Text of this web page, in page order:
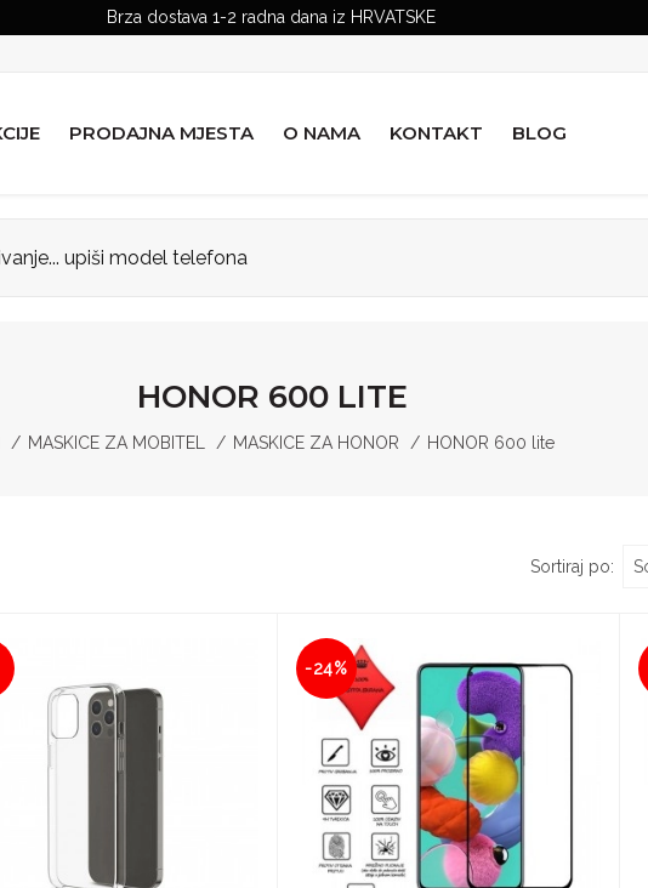
Brza dostava 1-2 radna dana iz HRVATSKE
PRODAJNA MJESTA O NAMA KONTAKT BLOG
HONOR 600 LITE
MASKICE ZA MOBITEL MASKICE ZA HONOR HONOR 600 lite
Sortiraj po:
-24%